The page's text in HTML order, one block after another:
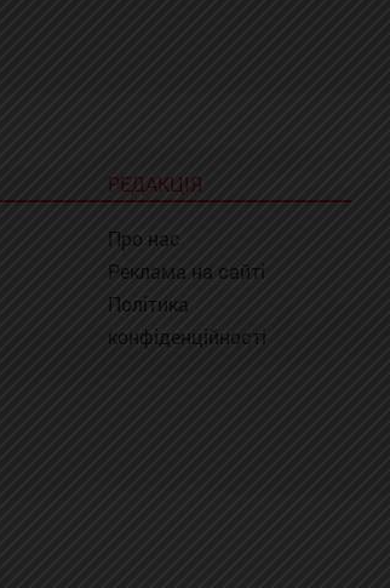
РЕДАКЦІЯ
Про нас
Реклама на сайті
Політика
конфіденційності